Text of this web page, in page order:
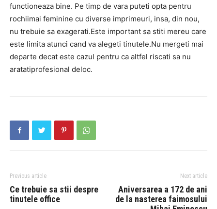
functioneaza bine. Pe timp de vara puteti opta pentru
rochiimai feminine cu diverse imprimeuri, insa, din nou,
nu trebuie sa exagerati.Este important sa stiti mereu care
este limita atunci cand va alegeti tinutele.Nu mergeti mai
departe decat este cazul pentru ca altfel riscati sa nu
aratatiprofesional deloc.
Previous article
Ce trebuie sa stii despre
tinutele office
Next article
Aniversarea a 172 de ani
de la nasterea faimosului